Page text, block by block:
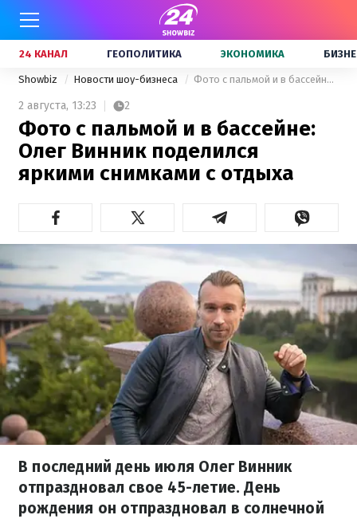
24 КАНАЛ ГЕОПОЛИТИКА ЭКОНОМИКА
Showbiz Новости шоу-бизнеса Фото с пальмой и в бассейне: Олег Винник поделился яркими снимками с отдыха
2 августа, 13:23 2
Фото с пальмой и в бассейне:
Олег Винник поделился
яркими снимками с отдыха
В последний день июля Олег Винник
отпраздновал свое 45-летие. День
рождения он отпраздновал в солнечной